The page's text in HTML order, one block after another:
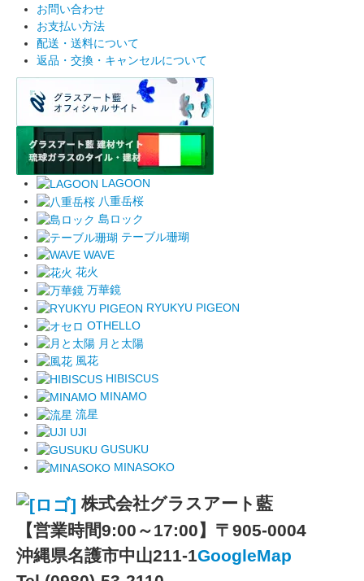
お問い合わせ
お支払い方法
配送・送料について
返品・交換・キャンセルについて
LAGOON
八重岳桜
島ロック
テーブル珊瑚
WAVE
花火
万華鏡
RYUKYU PIGEON
OTHELLO
月と太陽
風花
HIBISCUS
MINAMO
流星
UJI
GUSUKU
MINASOKO
株式会社グラスアート藍
【営業時間9:00～17:00】 〒905-0004
沖縄県名護市中山211-1GoogleMap